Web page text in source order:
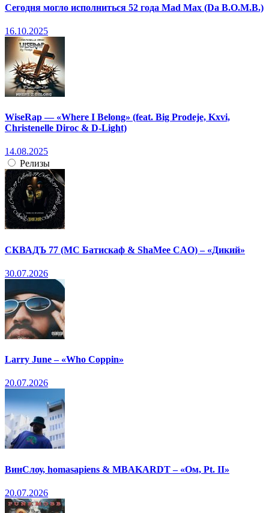
Сегодня могло исполниться 52 года Mad Max (Da B.O.M.B.)
16.10.2025
WiseRap — «Where I Belong» (feat. Big Prodeje, Kxvi,
Christenelle Diroc & D-Light)
14.08.2025
Релизы
СКВАДЪ 77 (МС Батискаф & ShaMee CAO) – «Дикий»
30.07.2026
Larry June – «Who Coppin»
20.07.2026
ВинСлоу, homasapiens & MBAKARDT – «Ом, Pt. II»
20.07.2026